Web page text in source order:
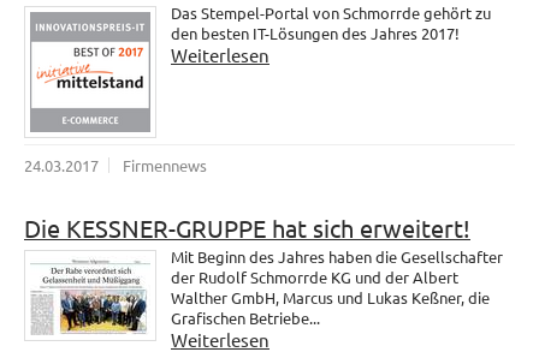
Das Stempel-Portal von Schmorrde gehört zu
den besten IT-Lösungen des Jahres 2017!
Weiterlesen
24.03.2017 Firmennews
Die KESSNER-GRUPPE hat sich erweitert!
Mit Beginn des Jahres haben die Gesellschafter
der Rudolf Schmorrde KG und der Albert
Walther GmbH, Marcus und Lukas Keßner, die
Grafischen Betriebe...
Weiterlesen